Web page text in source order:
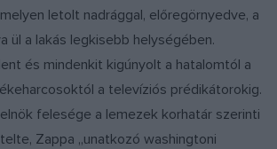
letolt nadrággal, előregörnyedve, a
ül a lakás legkisebb helységében.
és mindenkit kigúnyolt a hatalomtól a
a televíziós prédikátorokig.
felesége a lemezek korhatár szerinti
Zappa „unatkozó washingtoni